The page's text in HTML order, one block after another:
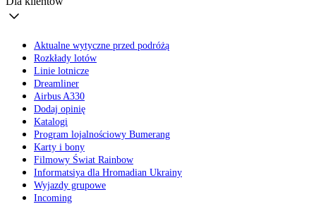
Aktualne wytyczne przed podróżą
Rozkłady lotów
Linie lotnicze
Dreamliner
Airbus A330
Dodaj opinię
Katalogi
Program lojalnościowy Bumerang
Karty i bony
Filmowy Świat Rainbow
Informatsiya dla Hromadian Ukrainy
Wyjazdy grupowe
Incoming